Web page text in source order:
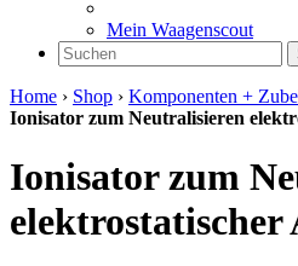
Mein Waagenscout
Home › Shop › Komponenten +
Ionisator zum Neutralisieren
Ionisator zum